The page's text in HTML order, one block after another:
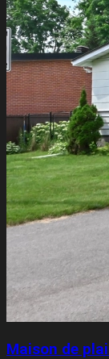
Maison de